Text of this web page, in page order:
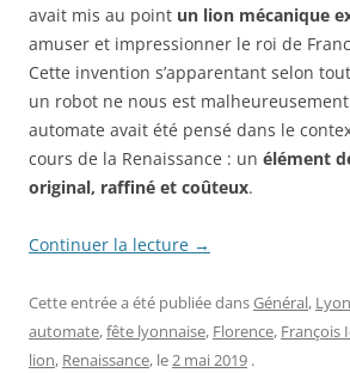
avait mis au point un lion mécanique
amuser et impressionner le roi de
Cette invention s’apparentant selon
un robot ne nous est
automate avait été pensé dans le
cours de la Renaissance : un élément
original, raffiné et coûteux.
Continuer la lecture →
Cette entrée a été publiée dansGénéral, Lyon
automate,fête lyonnaise, Florence, François
lion, Renaissance, le2 mai 2019 .